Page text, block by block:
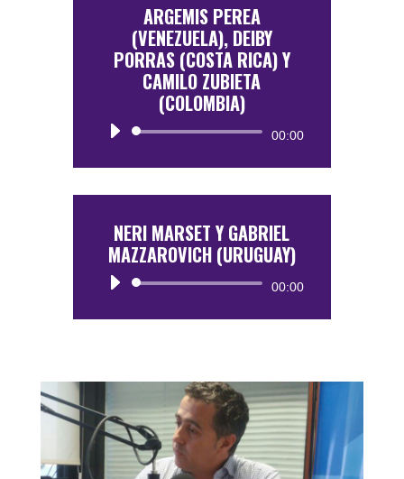
ARGEMIS PEREA
(VENEZUELA), DEIBY
PORRAS (COSTA RICA) Y
CAMILO ZUBIETA
(COLOMBIA)
Reproductor
00:00
NERI MARSET Y GABRIEL
MAZZAROVICH (URUGUAY)
Reproductor
00:00